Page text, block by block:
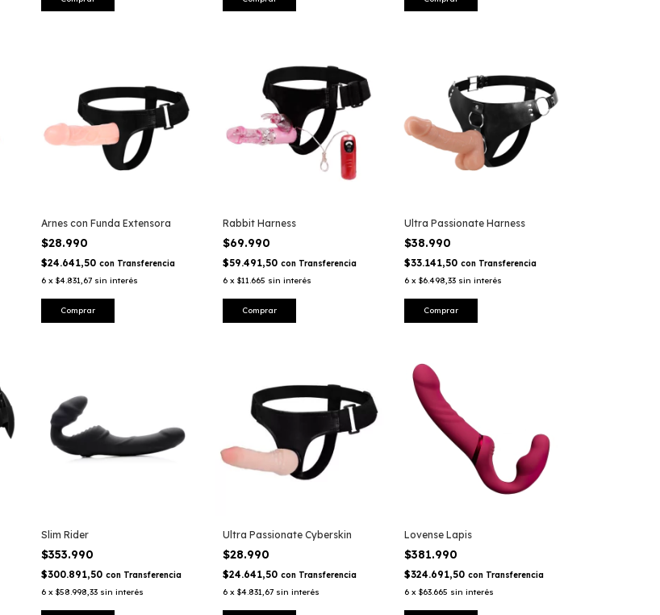
Arnes con Funda Extensora
$28.990
$24.641,50 con Transferencia
6 x $4.831,67 sin interés
Rabbit Harness
$69.990
$59.491,50 con Transferencia
6 x $11.665 sin interés
Ultra Passionate Harness
$38.990
$33.141,50 con Transferencia
6 x $6.498,33 sin interés
Slim Rider
$353.990
$300.891,50 con Transferencia
6 x $58.998,33 sin interés
Ultra Passionate Cyberskin
$28.990
$24.641,50 con Transferencia
6 x $4.831,67 sin interés
Lovense Lapis
$381.990
$324.691,50 con Transferencia
6 x $63.665 sin interés